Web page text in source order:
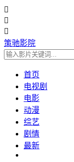



策驰影院
首页
电视剧
电影
动漫
综艺
剧情
最新